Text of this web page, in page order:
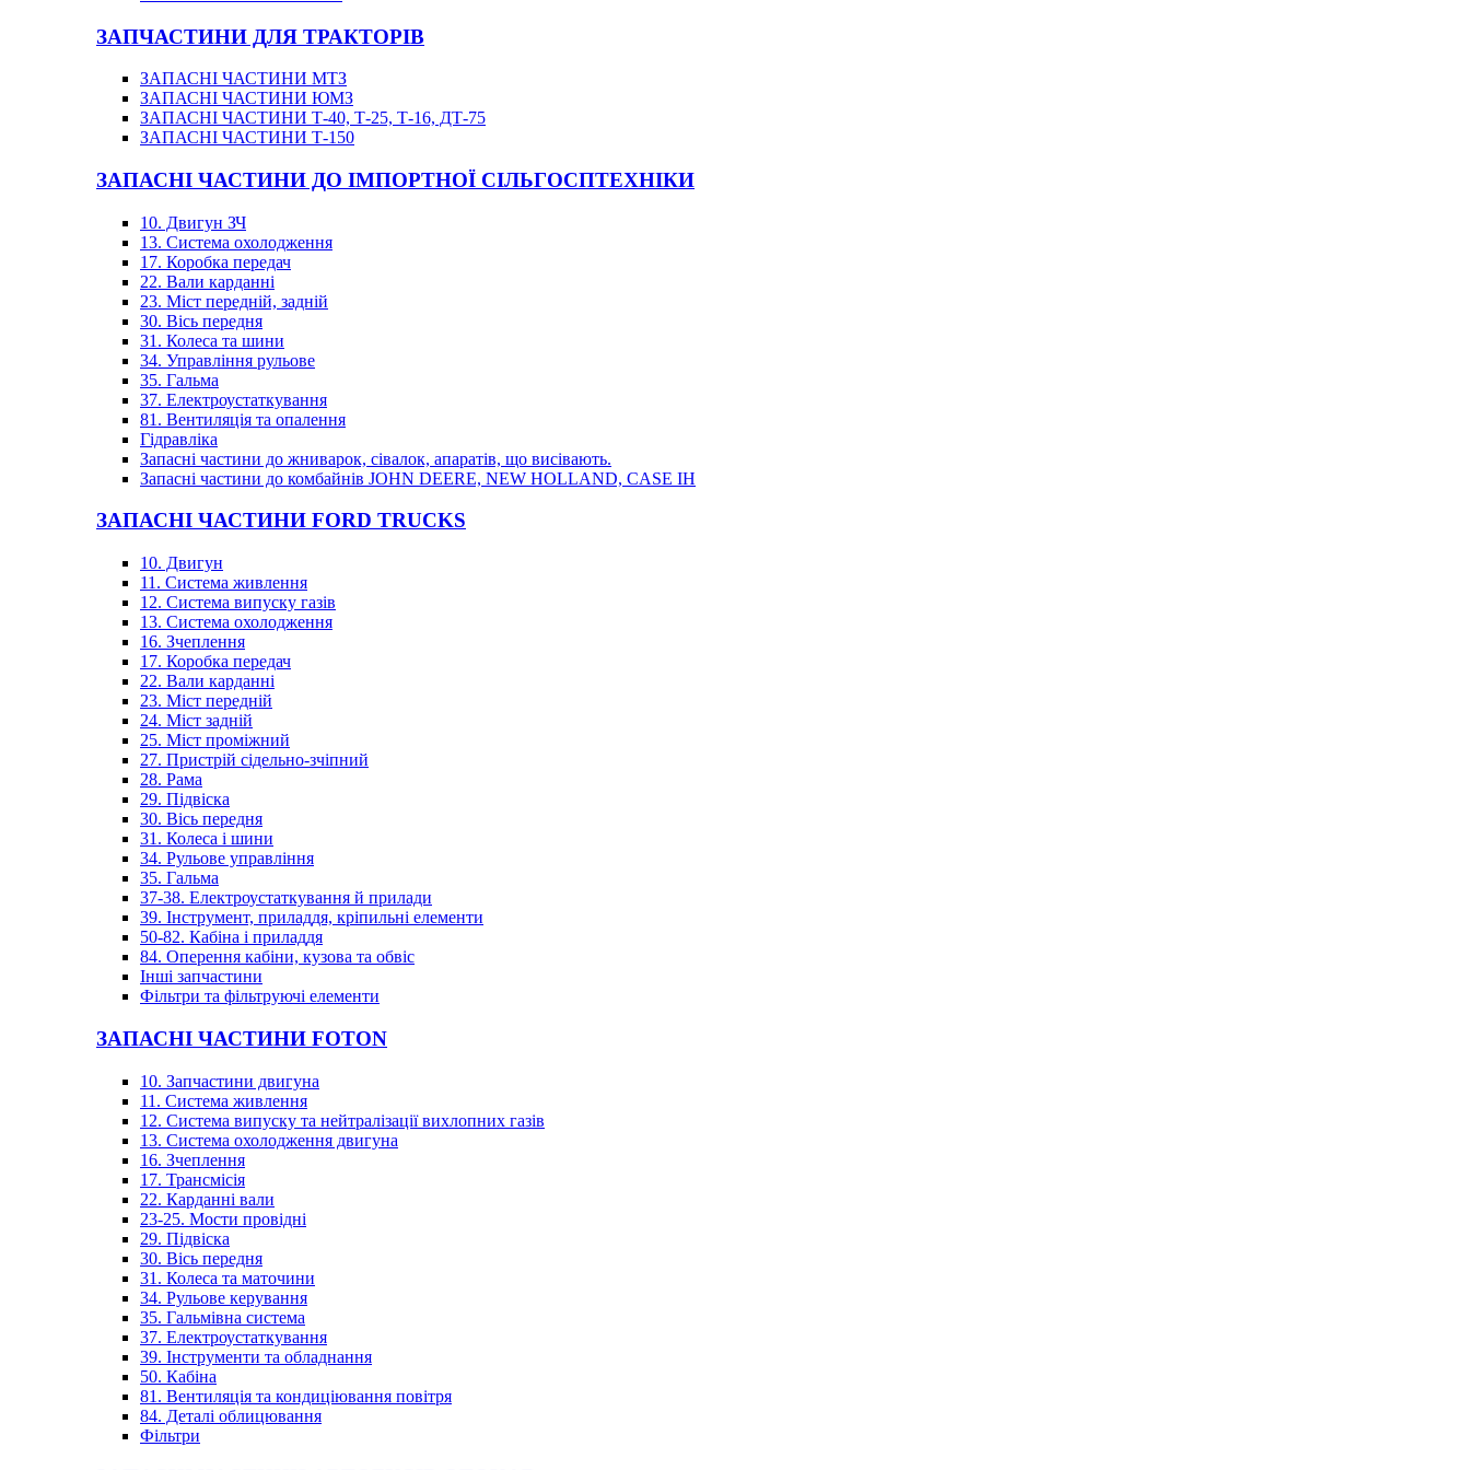
ЗАПЧАСТИНИ ДЛЯ ТРАКТОРІВ
ЗАПАСНІ ЧАСТИНИ МТЗ
ЗАПАСНІ ЧАСТИНИ ЮМЗ
ЗАПАСНІ ЧАСТИНИ Т-40, Т-25, Т-16, ДТ-75
ЗАПАСНІ ЧАСТИНИ Т-150
ЗАПАСНІ ЧАСТИНИ ДО ІМПОРТНОЇ СІЛЬГОСПТЕХНІКИ
10. Двигун ЗЧ
13. Система охолодження
17. Коробка передач
22. Вали карданні
23. Міст передній, задній
30. Вісь передня
31. Колеса та шини
34. Управління рульове
35. Гальма
37. Електроустаткування
81. Вентиляція та опалення
Гідравліка
Запасні частини до жниварок, сівалок, апаратів, що висівають.
Запасні частини до комбайнів JOHN DEERE, NEW HOLLAND, CASE IH
ЗАПАСНІ ЧАСТИНИ FORD TRUCKS
10. Двигун
11. Система живлення
12. Система випуску газів
13. Система охолодження
16. Зчеплення
17. Коробка передач
22. Вали карданні
23. Міст передній
24. Міст задній
25. Міст проміжний
27. Пристрій сідельно-зчіпний
28. Рама
29. Підвіска
30. Вісь передня
31. Колеса і шини
34. Рульове управління
35. Гальма
37-38. Електроустаткування й прилади
39. Інструмент, приладдя, кріпильні елементи
50-82. Кабіна і приладдя
84. Оперення кабіни, кузова та обвіс
Інші запчастини
Фільтри та фільтруючі елементи
ЗАПАСНІ ЧАСТИНИ FOTON
10. Запчастини двигуна
11. Система живлення
12. Система випуску та нейтралізації вихлопних газів
13. Система охолодження двигуна
16. Зчеплення
17. Трансмісія
22. Карданні вали
23-25. Мости провідні
29. Підвіска
30. Вісь передня
31. Колеса та маточини
34. Рульове керування
35. Гальмівна система
37. Електроустаткування
39. Інструменти та обладнання
50. Кабіна
81. Вентиляція та кондиціювання повітря
84. Деталі облицювання
Фільтри